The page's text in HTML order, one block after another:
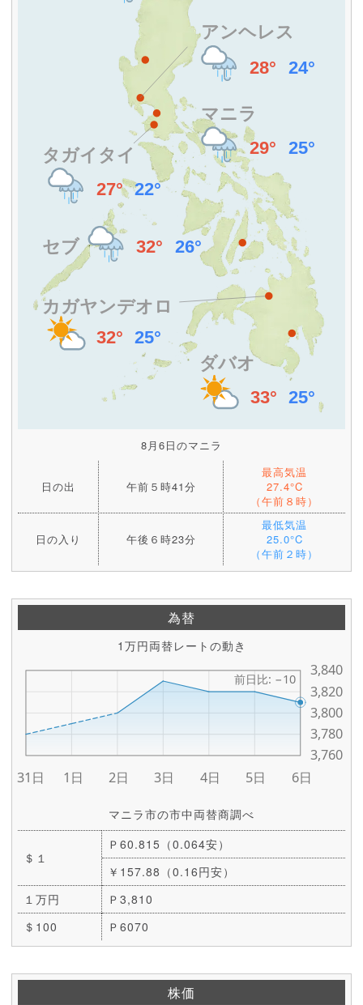
8月6日のマニラ
日の出 午前５時41分
最高気温
27.4°C
（午前８時）
日の入り 午後６時23分
最低気温
25.0°C
（午前２時）
為替
1万円両替レートの動き
マニラ市の市中両替商調べ
＄１
Ｐ60.815（0.064安）
￥157.88（0.16円安）
１万円
Ｐ3,810
＄100
Ｐ6070
株価